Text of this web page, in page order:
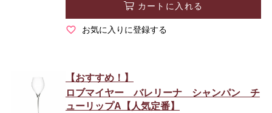
カートに入れる
お気に入りに登録する
【おすすめ！】
ロブマイヤー バレリーナ シャンパン チ
ューリップA【人気定番】